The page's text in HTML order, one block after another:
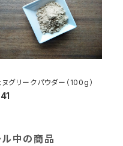
ヌグリークパウダー（100g）
ル中の商品